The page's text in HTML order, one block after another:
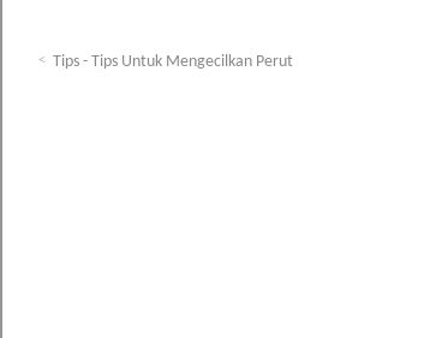
Tips - Tips Untuk Mengecilkan Perut